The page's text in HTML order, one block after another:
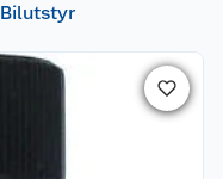
Bilutstyr